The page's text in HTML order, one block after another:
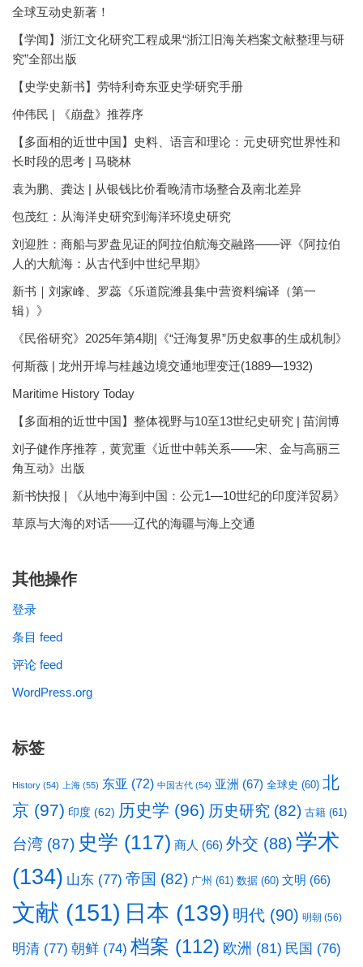
全球互动史新著！
【学闻】浙江文化研究工程成果“浙江旧海关档案文献整理与研
究”全部出版
【史学史新书】劳特利奇东亚史学研究手册
仲伟民 | 《崩盘》推荐序
【多面相的近世中国】史料、语言和理论：元史研究世界性和
长时段的思考 | 马晓林
袁为鹏、龚达 | 从银钱比价看晚清市场整合及南北差异
包茂红：从海洋史研究到海洋环境史研究
刘迎胜：商船与罗盘见证的阿拉伯航海交融路——评《阿拉伯
人的大航海：从古代到中世纪早期》
新书｜刘家峰、罗蕊《乐道院潍县集中营资料编译（第一
辑）》
《民俗研究》2025年第4期|《“迁海复界”历史叙事的生成机制》
何斯薇 | 龙州开埠与桂越边境交通地理变迁(1889—1932)
Maritime History Today
【多面相的近世中国】整体视野与10至13世纪史研究 | 苗润博
刘子健作序推荐，黄宽重《近世中韩关系——宋、金与高丽三
角互动》出版
新书快报 | 《从地中海到中国：公元1—10世纪的印度洋贸易》
草原与大海的对话——辽代的海疆与海上交通
其他操作
登录
条目 feed
评论 feed
WordPress.org
标签
History (54) 上海 (55) 东亚 (72) 中国古代 (54) 亚洲 (67) 全球史 (60) 北
京 (97) 印度 (62) 历史学 (96) 历史研究 (82) 古籍 (61)
台湾 (87) 史学 (117) 商人 (66) 外交 (88) 学术
(134) 山东 (77) 帝国 (82) 广州 (61) 数据 (60) 文明 (66)
文献 (151) 日本 (139) 明代 (90) 明朝 (56)
明清 (77) 朝鲜 (74) 档案 (112) 欧洲 (81) 民国 (76)